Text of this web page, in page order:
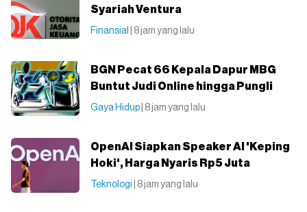
Syariah Ventura
Finansial | 8 jam yang lalu
BGN Pecat 66 Kepala Dapur MBG
Buntut Judi Online hingga Pungli
Gaya Hidup | 8 jam yang lalu
OpenAI Siapkan Speaker AI 'Keping
Hoki', Harga Nyaris Rp5 Juta
Teknologi | 8 jam yang lalu